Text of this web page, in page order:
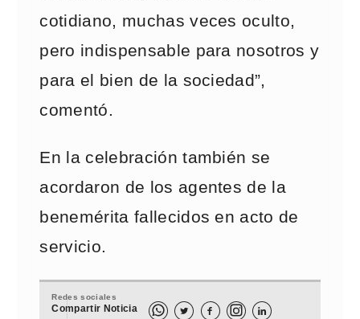
cotidiano, muchas veces oculto,
pero indispensable para nosotros y
para el bien de la sociedad”,
comentó.
En la celebración también se
acordaron de los agentes de la
benemérita fallecidos en acto de
servicio.
Redes sociales
Compartir Noticia   